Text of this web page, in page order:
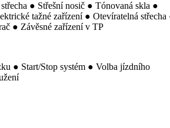
● Střešní nosič ● Tónovaná skla ●
tažné zařízení ● Otevíratelná střecha
● Závěsné zařízení v TP
● Start/Stop systém ● Volba jízdního